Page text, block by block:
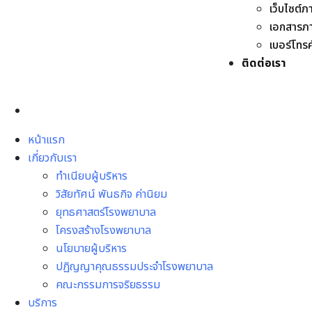
เว็บไซต์ภ
เอกสารภ
เบอร์โท
ติดต่อเรา
หน้าแรก
เกี่ยวกับเรา
ทำเนียบผู้บริหาร
วิสัยทัศน์ พันธกิจ ค่านิยม
ยุทธศาสตร์โรงพยาบาล
โครงสร้างโรงพยาบาล
นโยบายผู้บริหาร
ปฏิญญาคุณธรรมประจำโรงพยาบาล
คณะกรรมการจริยธรรม
บริการ